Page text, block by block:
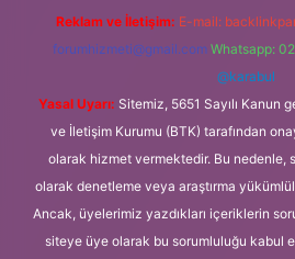
Reklam ve İletişim: E-mail:
forumhizmeti@gmail.com Whatsapp:
@karabul
Yasal Uyarı: Sitemiz, 5651 Sayılı Kanun
ve İletişim Kurumu (BTK) tarafından
olarak hizmet vermektedir. Bu nedenle,
olarak denetleme veya araştırma
Ancak, üyelerimiz yazdıkları içeriklerin
siteye üye olarak bu sorumluluğu kabul